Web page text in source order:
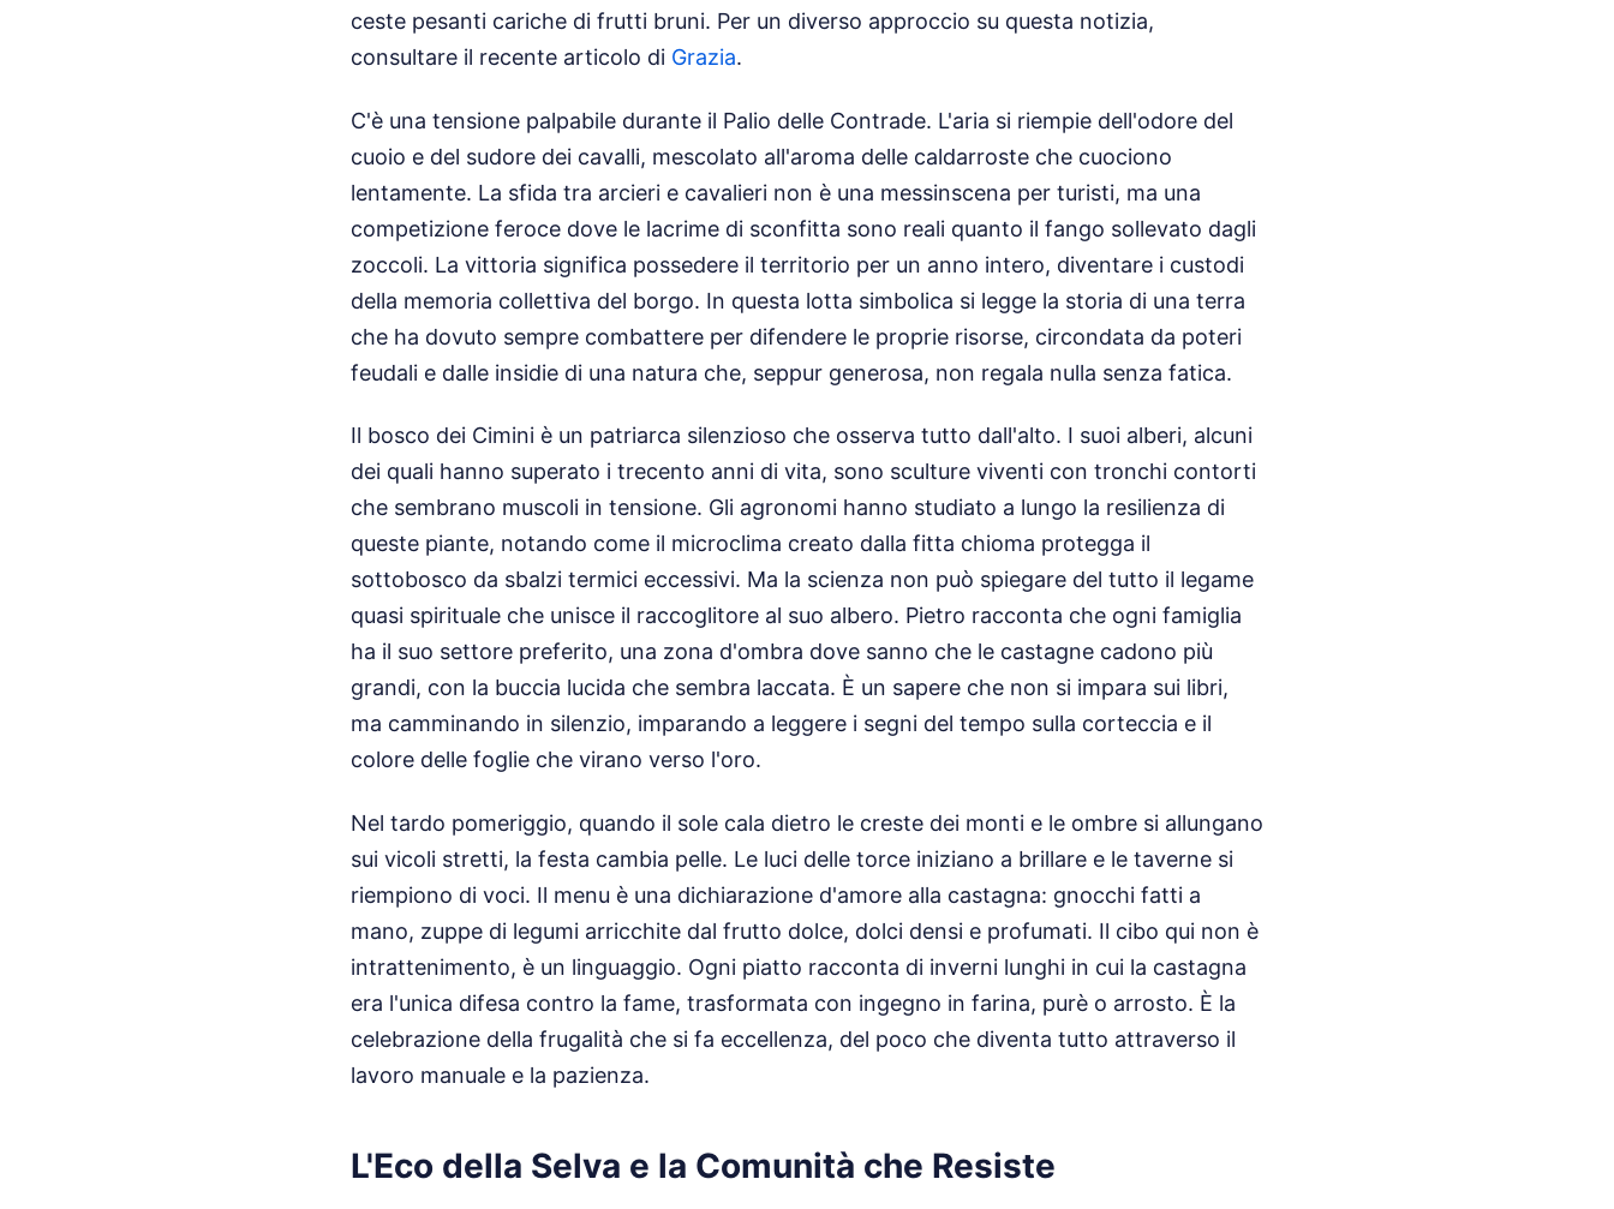
ceste pesanti cariche di frutti bruni. Per un diverso approccio su questa notizia,
consultare il recente articolo di Grazia.
C'è una tensione palpabile durante il Palio delle Contrade. L'aria si riempie dell'odore del
cuoio e del sudore dei cavalli, mescolato all'aroma delle caldarroste che cuociono
lentamente. La sfida tra arcieri e cavalieri non è una messinscena per turisti, ma una
competizione feroce dove le lacrime di sconfitta sono reali quanto il fango sollevato dagli
zoccoli. La vittoria significa possedere il territorio per un anno intero, diventare i custodi
della memoria collettiva del borgo. In questa lotta simbolica si legge la storia di una terra
che ha dovuto sempre combattere per difendere le proprie risorse, circondata da poteri
feudali e dalle insidie di una natura che, seppur generosa, non regala nulla senza fatica.
Il bosco dei Cimini è un patriarca silenzioso che osserva tutto dall'alto. I suoi alberi, alcuni
dei quali hanno superato i trecento anni di vita, sono sculture viventi con tronchi contorti
che sembrano muscoli in tensione. Gli agronomi hanno studiato a lungo la resilienza di
queste piante, notando come il microclima creato dalla fitta chioma protegga il
sottobosco da sbalzi termici eccessivi. Ma la scienza non può spiegare del tutto il legame
quasi spirituale che unisce il raccoglitore al suo albero. Pietro racconta che ogni famiglia
ha il suo settore preferito, una zona d'ombra dove sanno che le castagne cadono più
grandi, con la buccia lucida che sembra laccata. È un sapere che non si impara sui libri,
ma camminando in silenzio, imparando a leggere i segni del tempo sulla corteccia e il
colore delle foglie che virano verso l'oro.
Nel tardo pomeriggio, quando il sole cala dietro le creste dei monti e le ombre si allungano
sui vicoli stretti, la festa cambia pelle. Le luci delle torce iniziano a brillare e le taverne si
riempiono di voci. Il menu è una dichiarazione d'amore alla castagna: gnocchi fatti a
mano, zuppe di legumi arricchite dal frutto dolce, dolci densi e profumati. Il cibo qui non è
intrattenimento, è un linguaggio. Ogni piatto racconta di inverni lunghi in cui la castagna
era l'unica difesa contro la fame, trasformata con ingegno in farina, purè o arrosto. È la
celebrazione della frugalità che si fa eccellenza, del poco che diventa tutto attraverso il
lavoro manuale e la pazienza.
L'Eco della Selva e la Comunità che Resiste